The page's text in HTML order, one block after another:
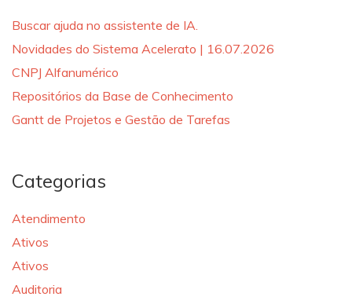
Buscar ajuda no assistente de IA.
Novidades do Sistema Acelerato | 16.07.2026
CNPJ Alfanumérico
Repositórios da Base de Conhecimento
Gantt de Projetos e Gestão de Tarefas
Categorias
Atendimento
Ativos
Ativos
Auditoria